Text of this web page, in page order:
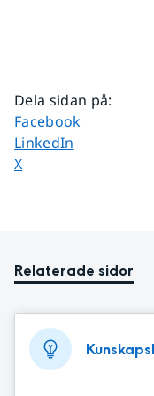
Dela sidan på:
Dela sidan på
Facebook
Dela sidan på
LinkedIn
Dela sidan på
X
Relaterade sidor